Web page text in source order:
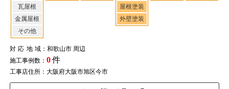
瓦屋根
金属屋根
その他
屋根塗装
外壁塗装
対応地域：和歌山市 周辺
施工事例数： 0件
工事店住所：大阪府大阪市旭区今市